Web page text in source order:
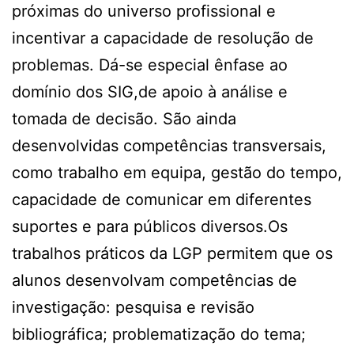
próximas do universo profissional e
incentivar a capacidade de resolução de
problemas. Dá-se especial ênfase ao
domínio dos SIG,de apoio à análise e
tomada de decisão. São ainda
desenvolvidas competências transversais,
como trabalho em equipa, gestão do tempo,
capacidade de comunicar em diferentes
suportes e para públicos diversos.Os
trabalhos práticos da LGP permitem que os
alunos desenvolvam competências de
investigação: pesquisa e revisão
bibliográfica; problematização do tema;